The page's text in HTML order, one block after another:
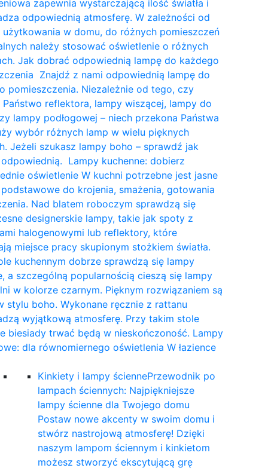
zapewnia wystarczającą ilość światła i
odpowiednią atmosferę. W zależności od
użytkowania w domu, do różnych pomieszczeń
należy stosować oświetlenie o różnych
Jak dobrać odpowiednią lampę do każdego
Znajdź z nami odpowiednią lampę do
pomieszczenia. Niezależnie od tego, czy
Państwo reflektora, lampy wiszącej, lampy do
lampy podłogowej – niech przekona Państwa
wybór różnych lamp w wielu pięknych
Jeżeli szukasz lampy boho – sprawdź jak
Lampy kuchenne: dobierz
oświetlenie W kuchni potrzebne jest jasne
podstawowe do krojenia, smażenia, gotowania
Nad blatem roboczym sprawdzą się
designerskie lampy, takie jak spoty z
halogenowymi lub reflektory, które
miejsce pracy skupionym stożkiem światła.
kuchennym dobrze sprawdzą się lampy
a szczególną popularnością cieszą się lampy
w kolorze czarnym. Pięknym rozwiązaniem są
stylu boho. Wykonane ręcznie z rattanu
wyjątkową atmosferę. Przy takim stole
biesiady trwać będą w nieskończoność. Lampy
dla równomiernego oświetlenia W łazience
Kinkiety i lampy ściennePrzewodnik po
lampach ściennych: Najpiękniejsze
lampy ścienne dla Twojego domu
Postaw nowe akcenty w swoim domu i
stwórz nastrojową atmosferę! Dzięki
naszym lampom ściennym i kinkietom
możesz stworzyć ekscytującą grę